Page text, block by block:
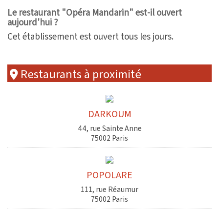
Le restaurant "Opéra Mandarin" est-il ouvert
aujourd'hui ?
Cet établissement est ouvert tous les jours.
Restaurants à proximité
DARKOUM
44, rue Sainte Anne
75002 Paris
POPOLARE
111, rue Réaumur
75002 Paris